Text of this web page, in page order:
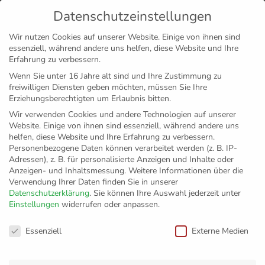
MENÜ
Disclaimer Impressum Datenschutz
Freie Schule Lindau
Datenschutzeinstellungen
Wir nutzen Cookies auf unserer Website. Einige von ihnen sind
essenziell, während andere uns helfen, diese Website und Ihre
Erfahrung zu verbessern.
Wenn Sie unter 16 Jahre alt sind und Ihre Zustimmung zu
freiwilligen Diensten geben möchten, müssen Sie Ihre
Erziehungsberechtigten um Erlaubnis bitten.
Wir verwenden Cookies und andere Technologien auf unserer
Website. Einige von ihnen sind essenziell, während andere uns
helfen, diese Website und Ihre Erfahrung zu verbessern.
Personenbezogene Daten können verarbeitet werden (z. B. IP-
Adressen), z. B. für personalisierte Anzeigen und Inhalte oder
Anzeigen- und Inhaltsmessung. Weitere Informationen über die
Verwendung Ihrer Daten finden Sie in unserer
Datenschutzerklärung. Sie können Ihre Auswahl jederzeit unter
Einstellungen widerrufen oder anpassen.
Datenschutzeinstellungen
Essenziell Externe Medien